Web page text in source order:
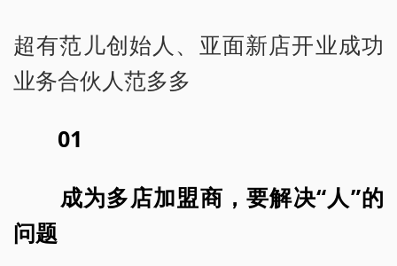
超有范儿创始人、亚面新店开业成功
业务合伙人范多多
01
成为多店加盟商，要解决“人”的
问题